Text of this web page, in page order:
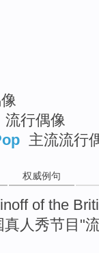
流行偶像
主流流行
权威例句
of the
真人 秀节目 "